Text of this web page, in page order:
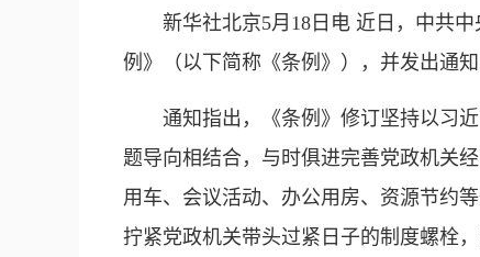
新华社北京5月18日电 近日，中共
例》（以下简称《条例》），并发出通
通知指出，《条例》修订坚持以习
题导向相结合，与时俱进完善党政机关
用车、会议活动、办公用房、资源节约
拧紧党政机关带头过紧日子的制度螺栓